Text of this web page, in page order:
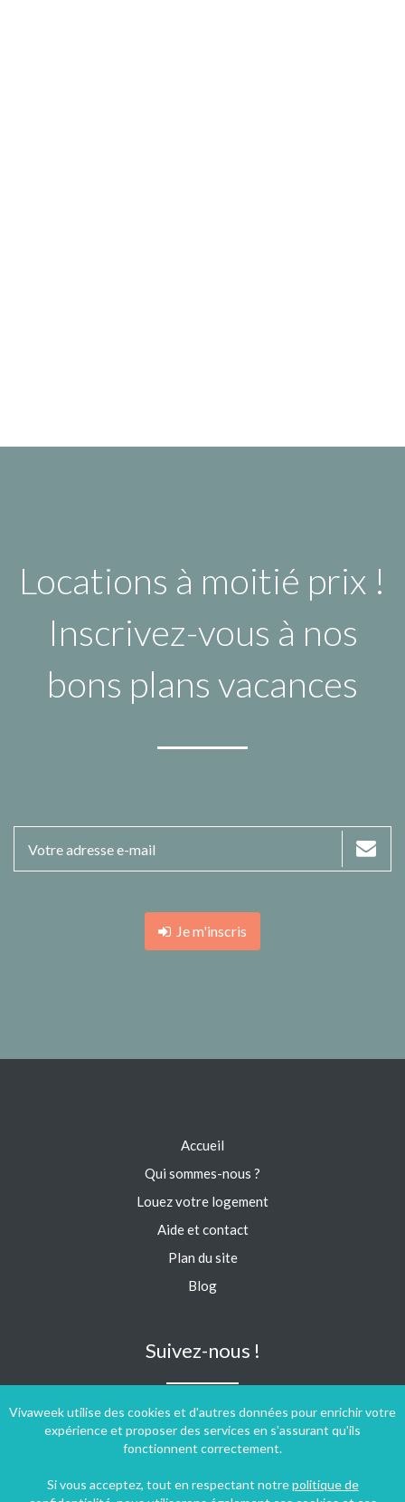
Locations à moitié prix !
Inscrivez-vous à nos
bons plans vacances
Je m'inscris
Vivaweek utilise des cookies et d'autres données pour enrichir votre
expérience et proposer des services en s'assurant qu'ils
fonctionnent correctement.
Si vous acceptez, tout en respectant notrepolitique de
Accueil
Qui sommes-nous ?
Louez votre logement
Aide et contact
Plan du site
Blog
Suivez-nous !